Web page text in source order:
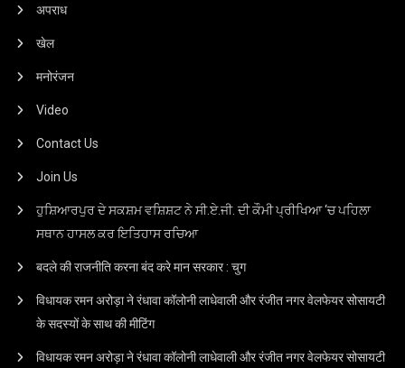
अपराध
खेल
मनोरंजन
Video
Contact Us
Join Us
ਹੁਸ਼ਿਆਰਪੁਰ ਦੇ ਸਕਸ਼ਮ ਵਸ਼ਿਸ਼ਟ ਨੇ ਸੀ.ਏ.ਜੀ. ਦੀ ਕੌਮੀ ਪ੍ਰੀਖਿਆ ‘ਚ ਪਹਿਲਾ
ਸਥਾਨ ਹਾਸਲ ਕਰ ਇਤਿਹਾਸ ਰਚਿਆ
बदले की राजनीति करना बंद करे मान सरकार : चुग
विधायक रमन अरोड़ा ने रंधावा कॉलोनी लाधेवाली और रंजीत नगर वेलफेयर सोसायटी
के सदस्यों के साथ की मीटिंग
विधायक रमन अरोड़ा ने रंधावा कॉलोनी लाधेवाली और रंजीत नगर वेलफेयर सोसायटी